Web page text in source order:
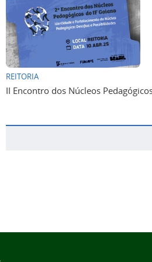
REITORIA
II Encontro dos Núcleos